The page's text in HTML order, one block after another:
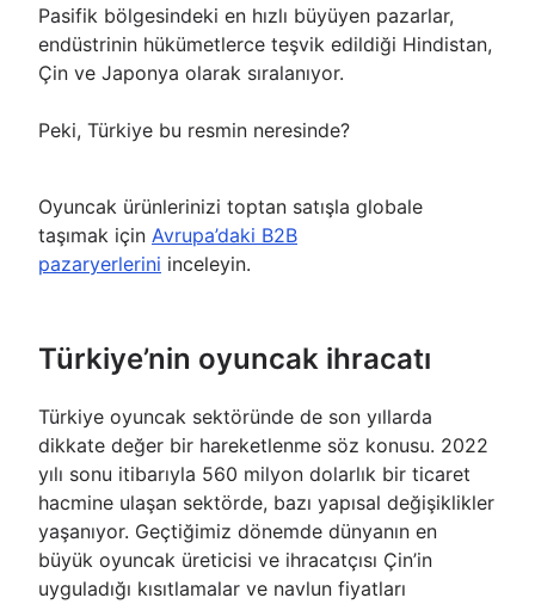
Pasifik bölgesindeki en hızlı büyüyen pazarlar,
endüstrinin hükümetlerce teşvik edildiği Hindistan,
Çin ve Japonya olarak sıralanıyor.
Peki, Türkiye bu resmin neresinde?
Oyuncak ürünlerinizi toptan satışla globale
taşımak için Avrupa’daki B2B
pazaryerlerini inceleyin.
Türkiye’nin oyuncak ihracatı
Türkiye oyuncak sektöründe de son yıllarda
dikkate değer bir hareketlenme söz konusu. 2022
yılı sonu itibarıyla 560 milyon dolarlık bir ticaret
hacmine ulaşan sektörde, bazı yapısal değişiklikler
yaşanıyor. Geçtiğimiz dönemde dünyanın en
büyük oyuncak üreticisi ve ihracatçısı Çin’in
uyguladığı kısıtlamalar ve navlun fiyatları